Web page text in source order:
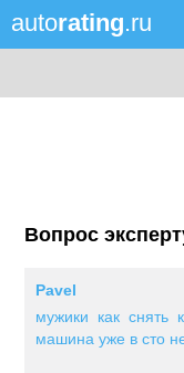
autorating.ru
Вопрос
Pavel
мужики как снять
машина уже в сто